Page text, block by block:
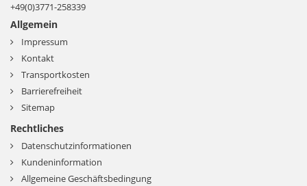
+49(0)3771-258339
Allgemein
Impressum
Kontakt
Transportkosten
Barrierefreiheit
Sitemap
Rechtliches
Datenschutzinformationen
Kundeninformation
Allgemeine Geschäftsbedingung